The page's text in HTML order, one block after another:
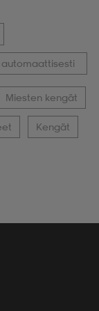
automaattisesti
Miesten kengät
Kengät